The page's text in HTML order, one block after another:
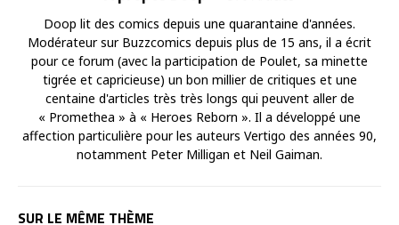
Doop lit des comics depuis une quarantaine d'années.
Modérateur sur Buzzcomics depuis plus de 15 ans, il a écrit
pour ce forum (avec la participation de Poulet, sa minette
tigrée et capricieuse) un bon millier de critiques et une
centaine d'articles très très longs qui peuvent aller de
« Promethea » à « Heroes Reborn ». Il a développé une
affection particulière pour les auteurs Vertigo des années 90,
notamment Peter Milligan et Neil Gaiman.
SUR LE MÊME THÈME